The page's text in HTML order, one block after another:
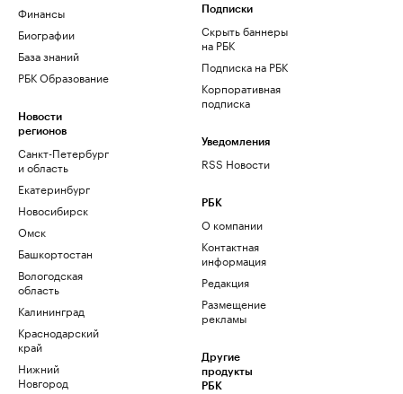
Финансы
Биографии
База знаний
РБК Образование
Новости
регионов
Санкт-Петербург
и область
Екатеринбург
Новосибирск
Омск
Башкортостан
Вологодская
область
Калининград
Краснодарский
край
Нижний
Новгород
Подписки
Скрыть баннеры
на РБК
Подписка на РБК
Корпоративная
подписка
Уведомления
RSS Новости
РБК
О компании
Контактная
информация
Редакция
Размещение
рекламы
Другие
продукты
РБК